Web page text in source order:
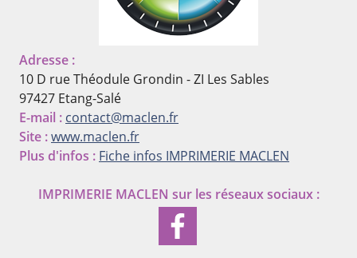
Adresse :
10 D rue Théodule Grondin - ZI Les Sables
97427 Etang-Salé
E-mail : contact@maclen.fr
Site :www.maclen.fr
Plus d'infos : Fiche infos IMPRIMERIE MACLEN
IMPRIMERIE MACLEN sur les réseaux sociaux :